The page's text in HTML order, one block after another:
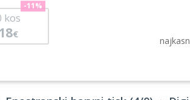
kos
€
-11%